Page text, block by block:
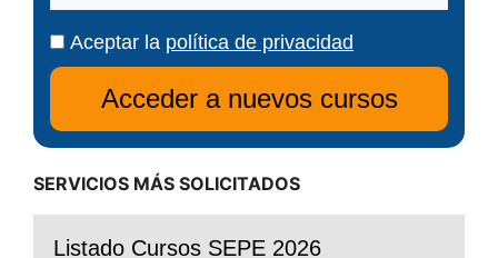
Aceptar la política de privacidad
SERVICIOS MÁS SOLICITADOS
Listado Cursos SEPE 2026